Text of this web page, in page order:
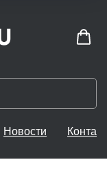
Новости